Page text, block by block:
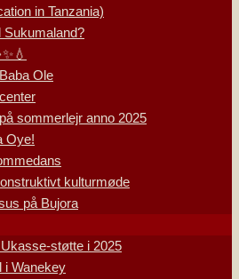
in Tanzania)
Sukumaland?
Ole
sommerlejr anno 2025
Oye!
kulturmøde
på Bujora
støtte i 2025
i Wanekey